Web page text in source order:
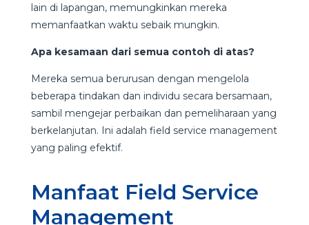
lain di lapangan, memungkinkan mereka
memanfaatkan waktu sebaik mungkin.
Apa kesamaan dari semua contoh di atas?
Mereka semua berurusan dengan mengelola
beberapa tindakan dan individu secara bersamaan,
sambil mengejar perbaikan dan pemeliharaan yang
berkelanjutan. Ini adalah field service management
yang paling efektif.
Manfaat Field Service
Management